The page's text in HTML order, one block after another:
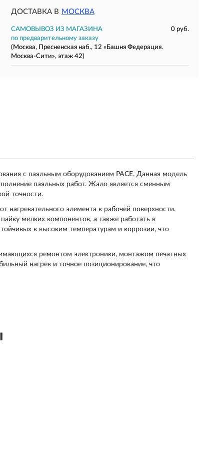
ДОСТАВКА В МОСКВА
САМОВЫВОЗ ИЗ МАГАЗИНА
0 руб.
по предварительному заказу
(Москва, Пресненская наб., 12 «Башня Федерация.
Москва-Сити», этаж 42)
с паяльным оборудованием PACE. Данная модель
паяльных работ. Жало является сменным
точности.
нагревательного элемента к рабочей поверхности.
мелких компонентов, а также работать в
к высоким температурам и коррозии, что
ремонтом электроники, монтажом печатных
нагрев и точное позиционирование, что